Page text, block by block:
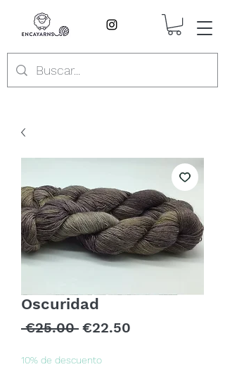
Oscuridad
€25.00 Regular
€22.50
10% de descuento